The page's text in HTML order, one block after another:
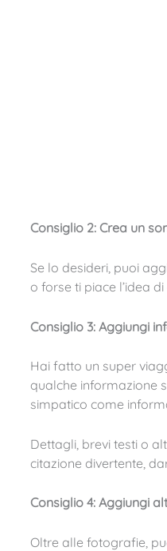
Consiglio 2: Crea un
Se lo desideri, puoi
o forse ti piace l’idea
Consiglio 3: Aggiungi
Hai fatto un super
qualche informazione
simpatico come
Dettagli, brevi testi o
citazione divertente,
Consiglio 4: Aggiungi
Oltre alle fotografie,